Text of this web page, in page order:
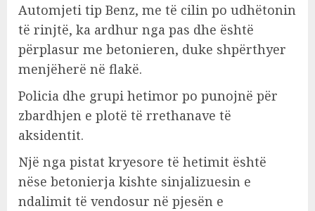
Automjeti tip Benz, me të cilin po udhëtonin
të rinjtë, ka ardhur nga pas dhe është
përplasur me betonieren, duke shpërthyer
menjëherë në flakë.
Policia dhe grupi hetimor po punojnë për
zbardhjen e plotë të rrethanave të
aksidentit.
Një nga pistat kryesore të hetimit është
nëse betonierja kishte sinjalizuesin e
ndalimit të vendosur në pjesën e